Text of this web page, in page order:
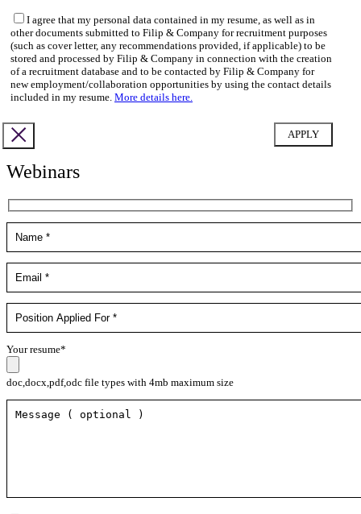
I agree that my personal data contained in my resume, as well as in
other documents submitted to Filip & Company for recruitment purposes
(such as cover letter, any recommendations provided, if applicable) to be
stored and processed by Filip & Company in connection with the creation
of a recruitment database and to be contacted by Filip & Company for
new employment/collaboration opportunities by using the contact details
included in my resume. More details here.
Webinars
Your resume*
doc,docx,pdf,odc file types with 4mb maximum size